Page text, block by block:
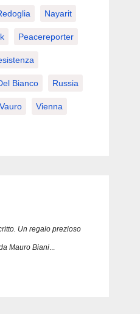
Nayarit
Peacereporter
Bianco Russia
Vauro Vienna
Un regalo prezioso
Mauro Biani